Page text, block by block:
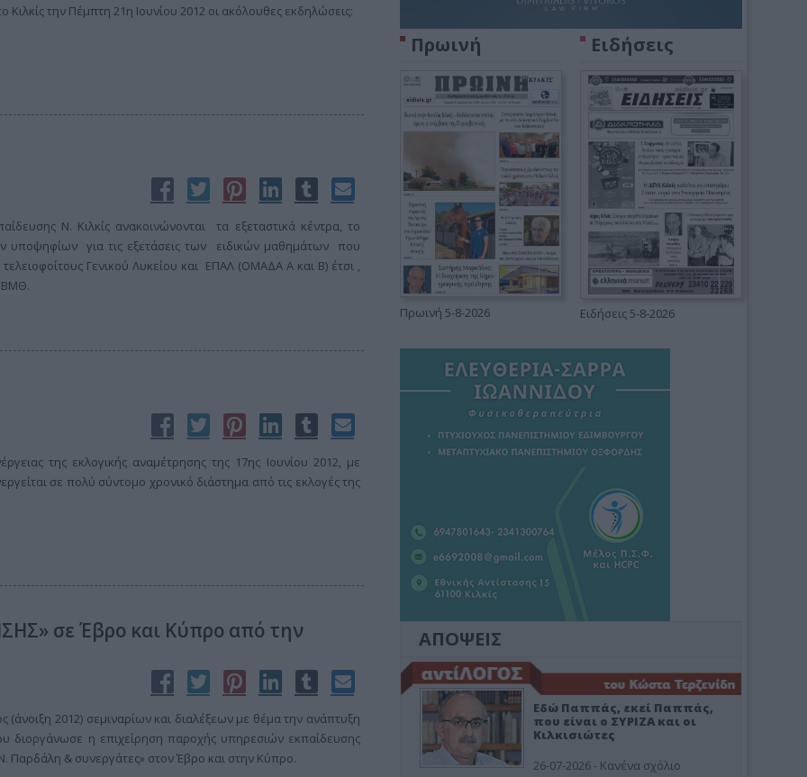
την Πέμπτη 21η Ιουνίου 2012 οι ακόλουθες εκδηλώσεις:
Ν. Κιλκίς ανακοινώνονται τα εξεταστικά κέντρα, το
υποψηφίων για τις εξετάσεις των ειδικών μαθημάτων που
Γενικού Λυκείου και ΕΠΑΛ (ΟΜΑΔΑ Α και Β) έτσι ,
της εκλογικής αναμέτρησης της 17ης Ιουνίου 2012, με
σε πολύ σύντομο χρονικό διάστημα από τις εκλογές της
σε Έβρο και Κύπρο από την
2012) σεμιναρίων και διαλέξεων με θέμα την ανάπτυξη
διοργάνωσε η επιχείρηση παροχής υπηρεσιών εκπαίδευσης
Παρδάλη & συνεργάτες» στον Έβρο και στην Κύπρο.
Πρωινή
Πρωινή 5-8-2026
Ειδήσεις
Ειδήσεις 5-8-2026
ΑΠΟΨΕΙΣ
Εδώ Παππάς, εκεί Παππάς,
που είναι ο ΣΥΡΙΖΑ και οι
Κιλκισιώτες
26-07-2026 - Κανένα σχόλιο